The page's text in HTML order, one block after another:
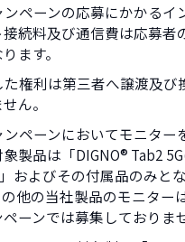
ンペーンの応募にかかるイ
続料及び通信費は応募者
ます。
た権利は第三者へ譲渡及び
ん。
ンペーンにおいてモニター
製品は「DIGNO® Tab2
およびその付属品のみと
の他の当社製品のモニター
ーンでは募集しておりま